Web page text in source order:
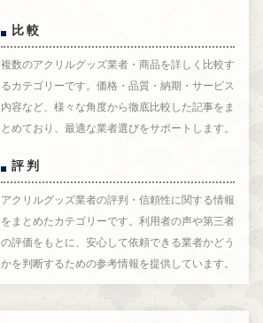
比較
複数のアクリルグッズ業者・商品を詳しく比較す
るカテゴリーです。価格・品質・納期・サービス
内容など、様々な角度から徹底比較した記事をま
とめており、最適な業者選びをサポートします。
評判
アクリルグッズ業者の評判・信頼性に関する情報
をまとめたカテゴリーです。利用者の声や第三者
の評価をもとに、安心して依頼できる業者かどう
かを判断するための参考情報を提供しています。